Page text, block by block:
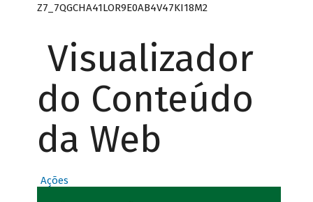
Z7_7QGCHA41LOR9E0AB4V47KI18M2
Visualizador
do Conteúdo
da Web
Ações